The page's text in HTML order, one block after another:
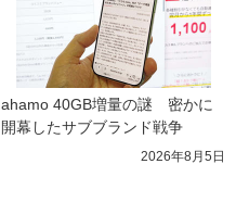
ahamo 40GB増量の謎　密かに
開幕したサブブランド戦争
2026年8月5日